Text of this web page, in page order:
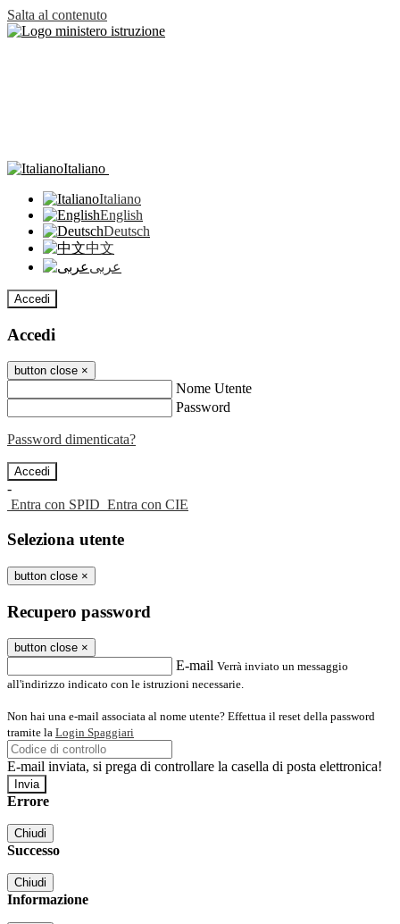
Salta al contenuto
Italiano
Italiano
English
Deutsch
中文
عربى
Accedi
Accedi
button close ×
Nome Utente
Password
Password dimenticata?
-
Entra con SPID Entra con CIE
Seleziona utente
button close ×
Recupero password
button close ×
E-mail Verrà inviato un messaggio
all'indirizzo indicato con le istruzioni necessarie.
Non hai una e-mail associata al nome utente? Effettua il reset della password
tramite la Login Spaggiari
E-mail inviata, si prega di controllare la casella di posta elettronica!
Errore
Chiudi
Successo
Chiudi
Informazione